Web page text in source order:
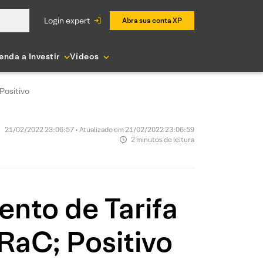
login expert Abra sua conta XP
a Investir Vídeos
21/02/2022 23:06:57 • Atualizado em 21/02/2022 23:06:59
2 minutos de leitura
de Tarifa
Positivo